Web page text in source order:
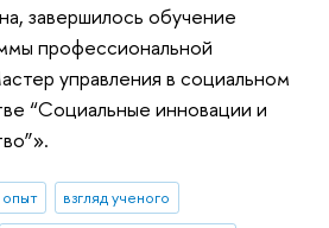
завершилось обучение
профессиональной
управления в социальном
“Социальные инновации и
взгляд ученого